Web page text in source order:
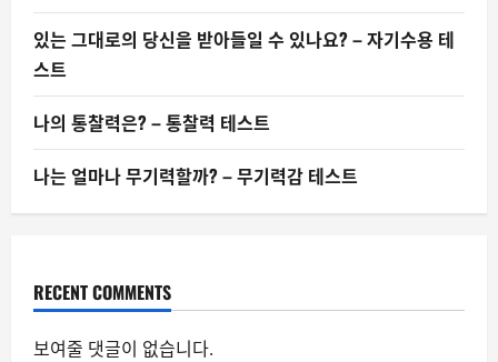
있는 그대로의 당신을 받아들일 수 있나요? – 자기수용 테
스트
나의 통찰력은? – 통찰력 테스트
나는 얼마나 무기력할까? – 무기력감 테스트
RECENT COMMENTS
보여줄 댓글이 없습니다.